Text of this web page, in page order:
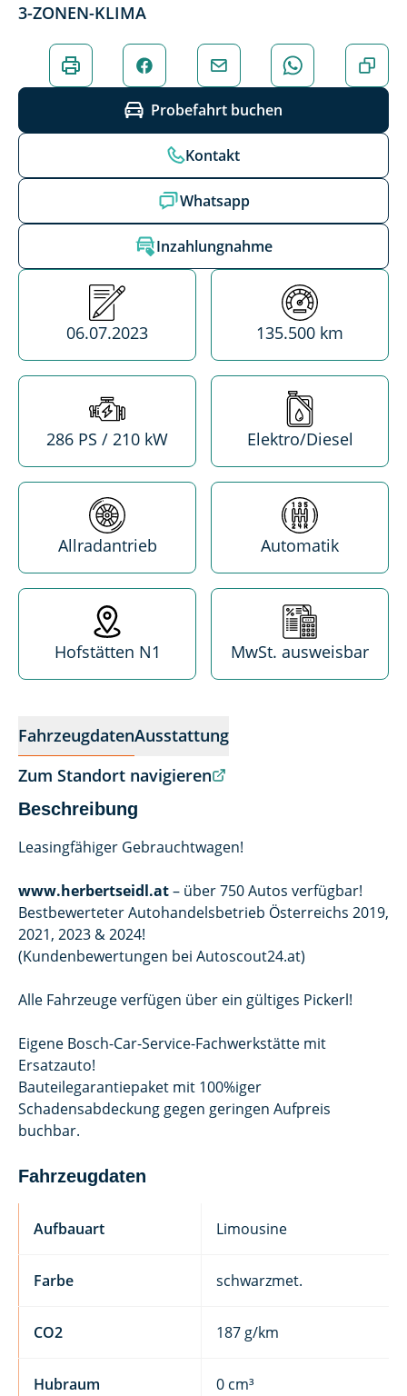
3-ZONEN-KLIMA
FahrzeugdatenAusstattung
Zum Standort navigieren
Beschreibung
Leasingfähiger Gebrauchtwagen!
www.herbertseidl.at– über 750 Autos verfügbar!
Bestbewerteter Autohandelsbetrieb Österreichs 2019,
2021, 2023 & 2024!
(Kundenbewertungen bei Autoscout24.at)
Alle Fahrzeuge verfügen über ein gültiges Pickerl!
Eigene Bosch-Car-Service-Fachwerkstätte mit
Ersatzauto!
Bauteilegarantiepaket mit 100%iger
Schadensabdeckung gegen geringen Aufpreis
buchbar.
Fahrzeugdaten
Aufbauart Limousine
Farbe schwarzmet.
CO2 187 g/km
Hubraum 0 cm³
Probefahrt buchen
Kontakt
Whatsapp
Inzahlungnahme
Erstzulassung
06.07.2023
Kilometerstand
135.500 km
Leistung
286 PS / 210 kW
Treibstoff
Elektro/Diesel
Antrieb
Allradantrieb
Getriebe
Automatik
Standort
Hofstätten N1
MwSt.
MwSt. ausweisbar